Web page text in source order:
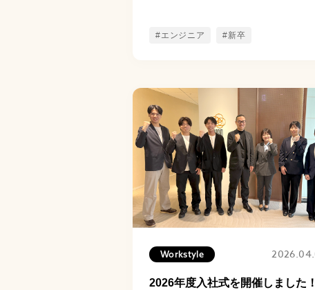
#エンジニア #新卒
Workstyle
2026年度入社式を開催しました！